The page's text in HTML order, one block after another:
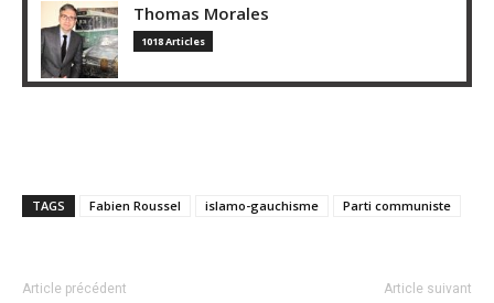
Thomas Morales
1018 Articles
TAGS Fabien Roussel islamo-gauchisme Parti communiste
Article précédent Article suivant